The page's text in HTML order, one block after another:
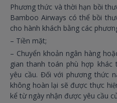
Phương thức và thời hạn bồi
Bamboo Airways có thể bồi
cho hành khách bằng các
– Tiền mặt;
– Chuyển khoản ngân hàng
gian thanh toán phù hợp
yêu cầu. Đối với phương thức
không hoàn lại sẽ được thực
kể từ ngày nhận được yêu cầu